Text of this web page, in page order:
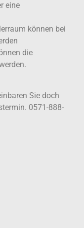
eine
können bei
die
Sie doch
0571-888-